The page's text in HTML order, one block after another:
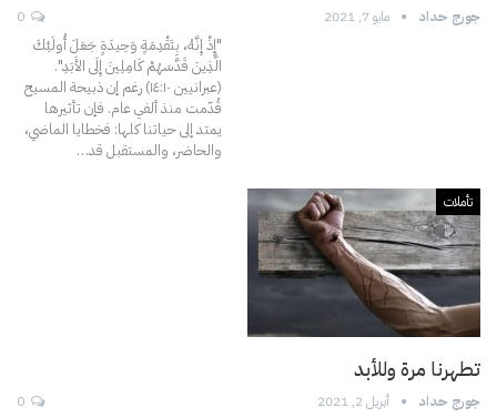
جورج حداد مايو 7, 2021
"إِذْ إِنَّهُ، بِتَقْدِمَةٍ وَحِيدَةٍ جَعَلَ أُولَئِكَ
الَّذِينَ قَدَّسَهُمْ كَامِلِينَ إِلَى الأَبَدِ".
(عبرانيين ١٤:١٠)
رغم إن ذبيحة المسيح
قُدّمت منذ ألفي عام. فإن تأثيرها
يمتد إلى حياتنا كلها: فخطايا الماضي،
والحاضر، والمستقبل قد…
تأملات
تطهرنا مرة وللأبد
جورج حداد أبريل 2, 2021